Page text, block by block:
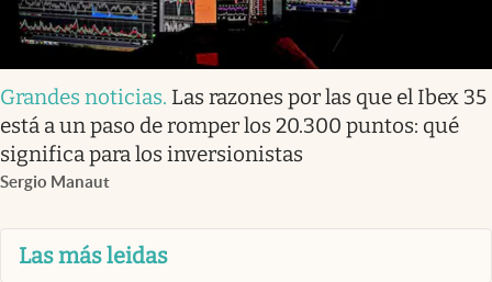
Grandes noticias. Las razones por las que el Ibex 35
está a un paso de romper los 20.300 puntos: qué
significa para los inversionistas
Sergio Manaut
Las más leidas